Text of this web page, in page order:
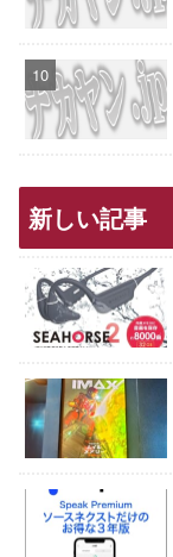
新しい記事